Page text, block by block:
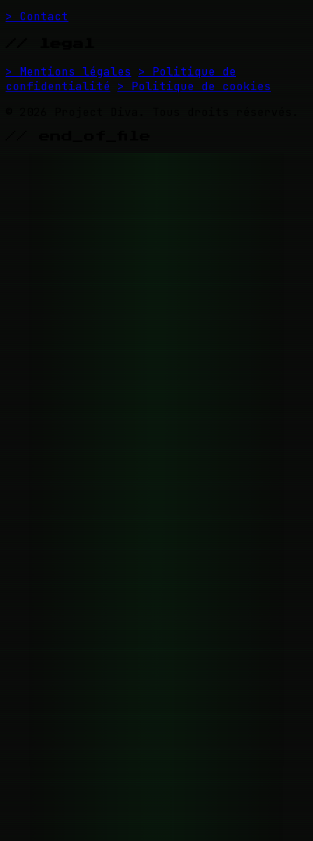
> Contact
> Mentions légales
> Politique de
confidentialité > Politique de cookies